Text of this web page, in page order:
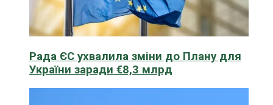
Рада ЄС ухвалила зміни до Плану для
України заради €8,3 млрд